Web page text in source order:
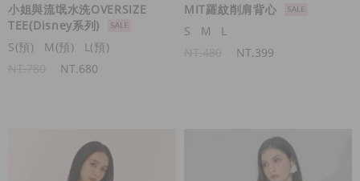
小姐與流氓水洗OVERSIZE
TEE(Disney系列)
S(預)
M(預)
L(預)
NT.680
MIT羅紋削肩背心
S
M
L
NT.399